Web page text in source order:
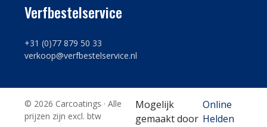
Verfbestelservice
+31 (0)77 879 50 33
verkoop@verfbestelservice.nl
© 2026 Carcoatings · Alle
prijzen zijn excl. btw
Mogelijk
gemaakt door
Online
Helden